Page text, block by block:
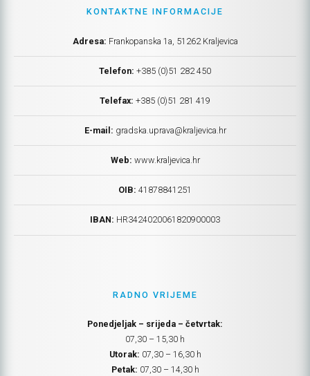
KONTAKTNE INFORMACIJE
Adresa: Frankopanska 1a, 51262 Kraljevica
Telefon: +385 (0)51 282 450
Telefax: +385 (0)51 281 419
E-mail: gradska.uprava@kraljevica.hr
Web: www.kraljevica.hr
OIB: 41878841251
IBAN: HR3424020061820900003
RADNO VRIJEME
Ponedjeljak – srijeda – četvrtak:
07,30 – 15,30 h
Utorak: 07,30 – 16,30 h
Petak: 07,30 – 14,30 h